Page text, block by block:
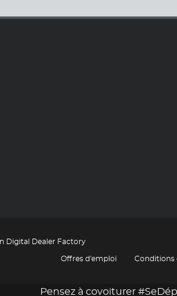
Digital Dealer Factory
Offres d'emploi Conditions
Pensez à covoiturer